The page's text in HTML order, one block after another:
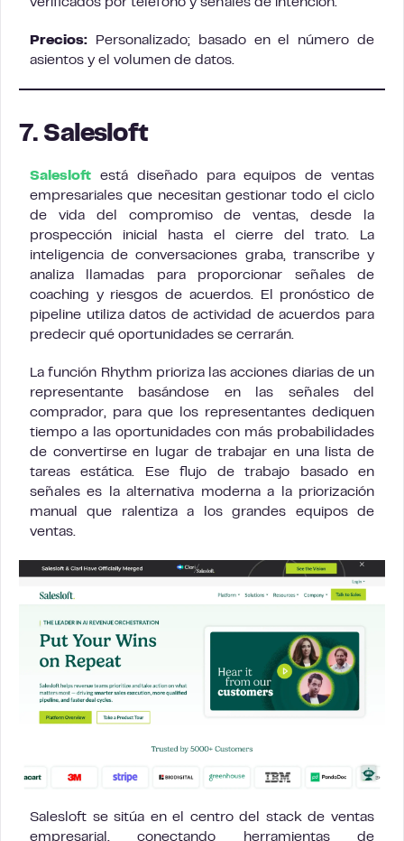
verificados por teléfono y señales de intención.
Precios: Personalizado; basado en el número de
asientos y el volumen de datos.
7. Salesloft
Salesloft está diseñado para equipos de ventas
empresariales que necesitan gestionar todo el ciclo
de vida del compromiso de ventas, desde la
prospección inicial hasta el cierre del trato. La
inteligencia de conversaciones graba, transcribe y
analiza llamadas para proporcionar señales de
coaching y riesgos de acuerdos. El pronóstico de
pipeline utiliza datos de actividad de acuerdos para
predecir qué oportunidades se cerrarán.
La función Rhythm prioriza las acciones diarias de un
representante basándose en las señales del
comprador, para que los representantes dediquen
tiempo a las oportunidades con más probabilidades
de convertirse en lugar de trabajar en una lista de
tareas estática. Ese flujo de trabajo basado en
señales es la alternativa moderna a la priorización
manual que ralentiza a los grandes equipos de
ventas.
Salesloft se sitúa en el centro del stack de ventas
empresarial, conectando herramientas de